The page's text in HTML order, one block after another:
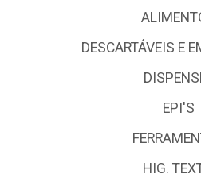
DESCARTÁVEIS E
EPI'S
HIG.